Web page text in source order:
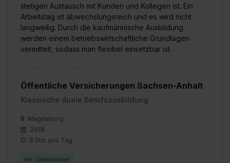
stetigen Austausch mit Kunden und Kollegen ist. Ein
Arbeitstag ist abwechslungsreich und es wird nicht
langweilig. Durch die kaufmännische Ausbildung
werden einem betriebswirtschaftliche Grundlagen
vermittelt, sodass man flexibel einsetzbar ist.
Öffentliche Versicherungen Sachsen-Anhalt
Klassische duale Berufsausbildung
Magdeburg
2018
8 Std. pro Tag
Übernommen